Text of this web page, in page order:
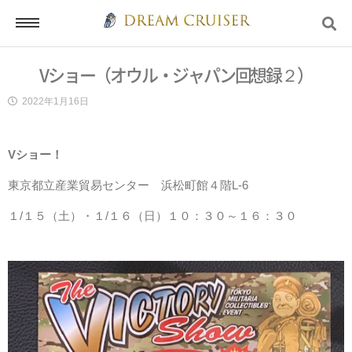
ログイン
お問い合わせ
Vショー（オウル・ジャパン回想録２）
2022年1月16日
Vショー！
東京都立産業貿易センター 浜松町館４階L-6
１/１５（土）・１/１６（日）１０：３０～１６：３０